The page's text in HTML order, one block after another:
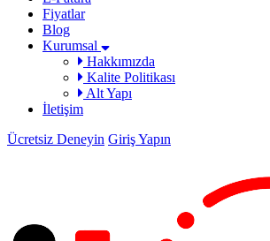
Fiyatlar
Blog
Kurumsal
Hakkımızda
Kalite Politikası
Alt Yapı
İletişim
Ücretsiz Deneyin Giriş Yapın